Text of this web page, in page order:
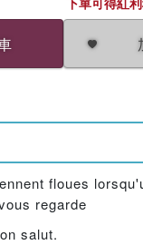
floues
regarde
salut.